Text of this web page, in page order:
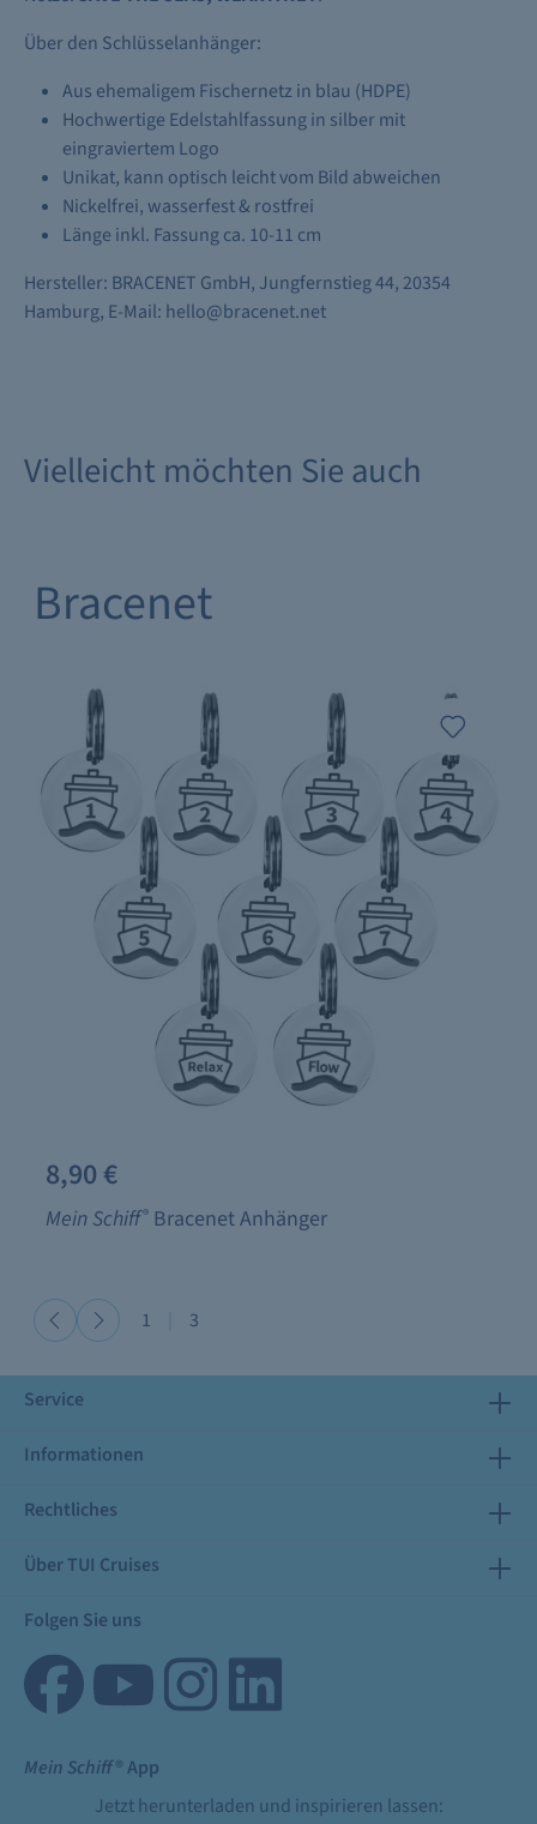
Über den Schlüsselanhänger:
Aus ehemaligem Fischernetz in blau (HDPE)
Hochwertige Edelstahlfassung in silber mit
eingraviertem Logo
Unikat, kann optisch leicht vom Bild abweichen
Nickelfrei, wasserfest & rostfrei
Länge inkl. Fassung ca. 10-11 cm
Hersteller: BRACENET GmbH, Jungfernstieg 44, 20354
Hamburg, E-Mail: hello@bracenet.net
Vielleicht möchten Sie auch
Bracenet
8,90 €
Mein Schiff® Bracenet Anhänger
1 3
Service
Informationen
Rechtliches
Über TUI Cruises
Folgen Sie uns
Mein Schiff® App
Jetzt herunterladen und inspirieren lassen: